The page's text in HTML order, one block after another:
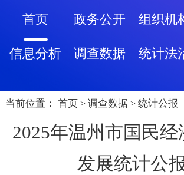
首页 政务公开 组织机
信息分析 调查数据 统计法
当前位置： 首页 > 调查数据 > 统计公报
2025年温州市国民
发展统计公